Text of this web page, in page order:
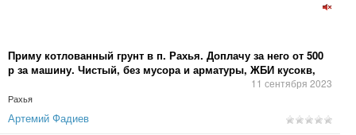
Приму котлованный грунт в п. Рахья. Доплачу за него от 500
р за машину. Чистый, без мусора и арматуры, ЖБИ кусокв,
11 сентября 2023
Рахья
Артемий Фадиев